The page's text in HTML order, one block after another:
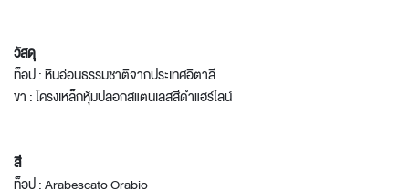
วัสดุ
ท็อป : หินอ่อนธรรมชาติจากประเทศอิตาลี
ขา : โครงเหล็กหุ้มปลอกสแตนเลสสีดำแฮร์ไลน์
สี
ท็อป : Arabescato Orabio